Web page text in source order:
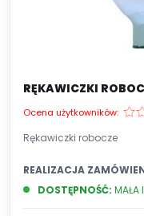
RĘKAWICZKI
Ocena użytkowników:
Rękawiczki robocze
DOSTĘPNOŚĆ: MAŁA
REALIZACJA